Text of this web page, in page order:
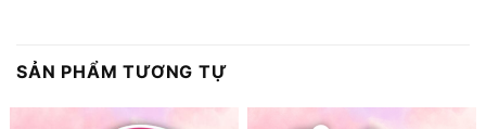
SẢN PHẨM TƯƠNG TỰ